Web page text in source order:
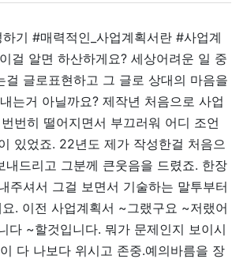
기 #매력적인_사업계획서란 #사업계
걸 알면 하산하게요? 세상어려운 일 중
걸 글로표현하고 그 글로 상대의 마음을
는거 아닐까요? 제작년 처음으로 사업
번히 떨어지면서 부끄러워 어디 조언
있었죠. 22년도 제가 작성한걸 처음으
내드리고 그분께 큰웃음을 드렸죠. 한장
주셔서 그걸 보면서 기술하는 말투부터
. 이전 사업계획서 ~그랬구요 ~저랬어
다 ~할것입니다. 뭐가 문제인지 보이시
다 나보다 위시고 존중.예의바름을 장